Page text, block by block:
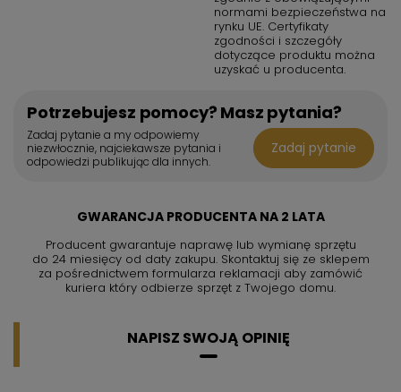
normami bezpieczeństwa na
rynku UE. Certyfikaty
zgodności i szczegóły
dotyczące produktu można
uzyskać u producenta.
Potrzebujesz pomocy? Masz pytania?
Zadaj pytanie a my odpowiemy
niezwłocznie, najciekawsze pytania i
odpowiedzi publikując dla innych.
Zadaj pytanie
GWARANCJA PRODUCENTA NA 2 LATA
Producent gwarantuje naprawę lub wymianę sprzętu
do 24 miesięcy od daty zakupu. Skontaktuj się ze sklepem
za pośrednictwem formularza reklamacji aby zamówić
kuriera który odbierze sprzęt z Twojego domu.
NAPISZ SWOJĄ OPINIĘ